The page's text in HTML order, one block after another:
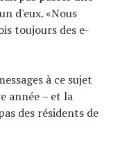
d'eux. «Nous
toujours des e-
à ce sujet
année – et la
des résidents de